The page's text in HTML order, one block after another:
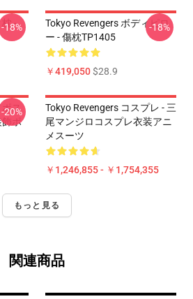
-
-18%
Tokyo Revengers ボディピロ
ー - 傷枕TP1405
￥419,050$28.9
-18%
ポス
飾ポ
-20%
Tokyo Revengers コスプレ - 三
尾マンジロコスプレ衣装アニ
メスーツ
￥1,246,855 - ￥1,754,355
もっと見る
関連商品